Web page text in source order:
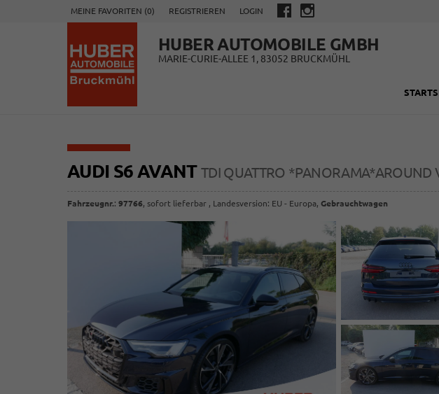
MEINE FAVORITEN (0) REGISTRIEREN LOGIN
HUBER AUTOMOBILE GMBH
MARIE-CURIE-ALLEE 1, 83052 BRUCKMÜHL
AUDI S6 AVANT TDI QUATTRO *PANORAMA*AROUND
Fahrzeugnr.: 97766, sofort lieferbar , Landesversion: EU - Europa, Gebrauchtwagen